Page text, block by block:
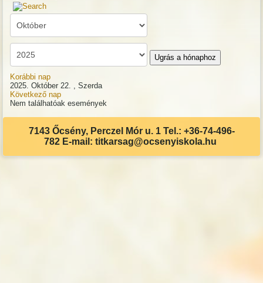
Ugrás a hónaphoz
Korábbi nap
2025. Október 22. , Szerda
Következő nap
Nem találhatóak események
7143 Őcsény, Perczel Mór u. 1 Tel.: +36-74-496-
782 E-mail: titkarsag@ocsenyiskola.hu